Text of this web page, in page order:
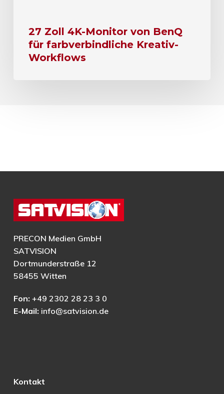
27 Zoll 4K-Monitor von BenQ
für farbverbindliche Kreativ-
Workflows
PRECON Medien GmbH
SATVISION
Dortmunderstraße 12
58455 Witten
Fon: +49 2302 28 23 3 0
E-Mail: info@satvision.de
Kontakt